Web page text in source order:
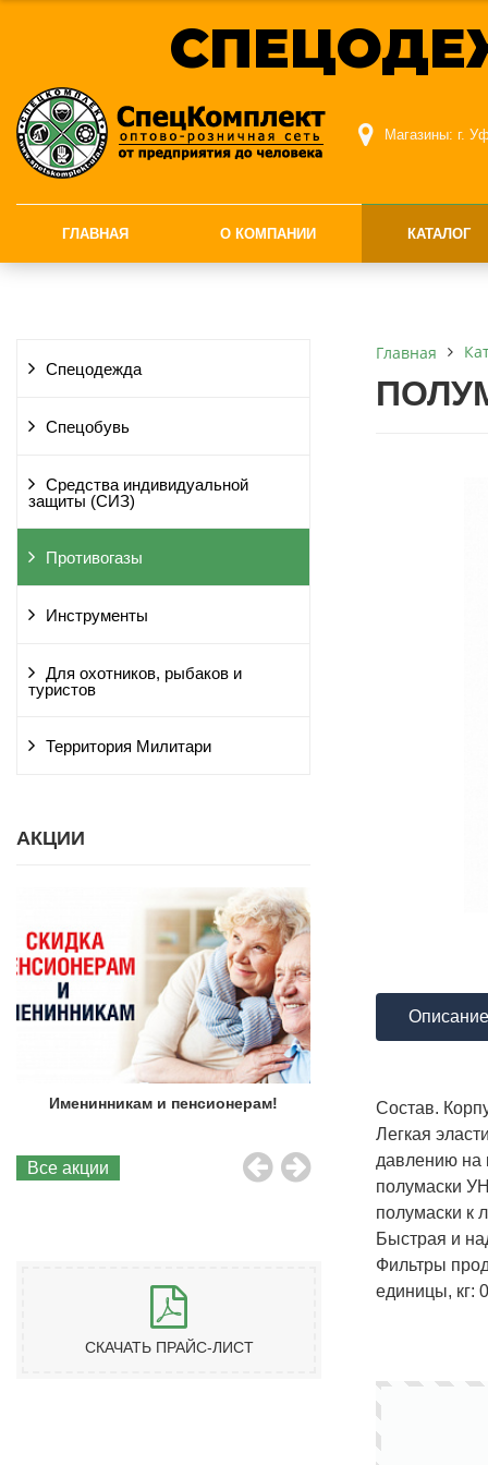
Магазины: г.
ГЛАВНАЯ О КОМПАНИИ КАТАЛОГ
Спецодежда
Спецобувь
Средства индивидуальной
защиты (СИЗ)
Противогазы
Инструменты
Для охотников, рыбаков и
туристов
Территория Милитари
АКЦИИ
Именинникам и пенсионерам! Бесплатная
Все акции
СКАЧАТЬ ПРАЙС-ЛИСТ
Главная
Описание
Состав.
Легкая
давлению на
полумаски
полумаски к
Быстрая и
Фильтры
единицы, кг: